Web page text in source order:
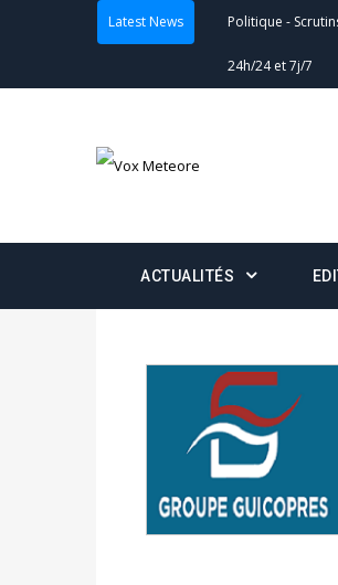
Latest News Actualités-
minuit
Centralisation
formation
Politique
Politique
du 16 au 31 mai
Politique
avant le 16 mai
ACTUALITÉS